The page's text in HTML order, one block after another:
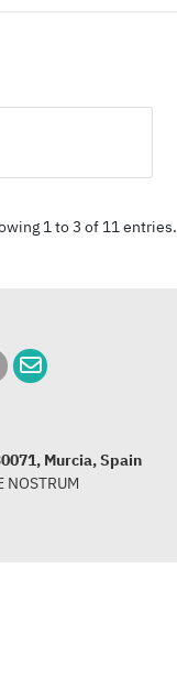
1 to 3 of 11 entries.
Murcia, Spain
NOSTRUM